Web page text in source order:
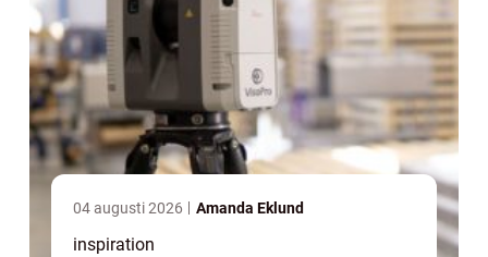
04 augusti 2026 Amanda Eklund
inspiration